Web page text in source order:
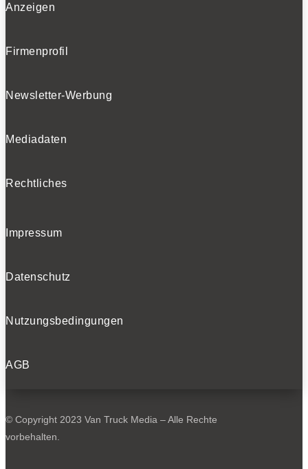
Anzeigen
Firmenprofil
Newsletter-Werbung
Mediadaten
Rechtliches
Impressum
Datenschutz
Nutzungsbedingungen
AGB
© Copyright 2023 Van Truck Media – Alle Rechte
vorbehalten.